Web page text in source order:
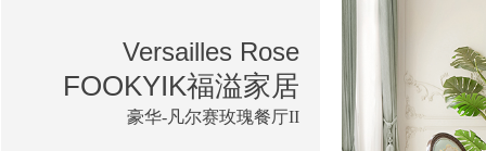
Versailles Rose
FOOKYIK福溢家居
豪华-凡尔赛玫瑰餐厅II